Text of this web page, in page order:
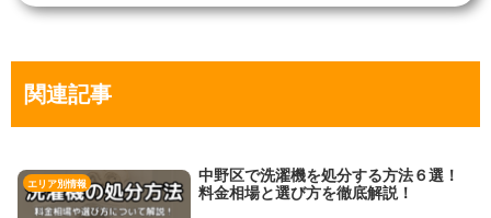
関連記事
エリア別情報
中野区で洗濯機を処分する方法６選！
料金相場と選び方を徹底解説！